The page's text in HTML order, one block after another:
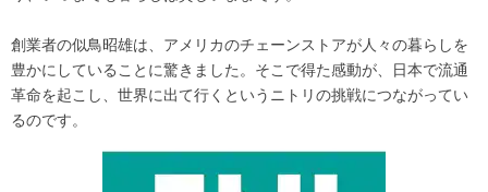
創業者の似鳥昭雄は、アメリカのチェーンストアが人々の暮らしを
豊かにしていることに驚きました。そこで得た感動が、日本で流通
革命を起こし、世界に出て行くというニトリの挑戦につながってい
るのです。